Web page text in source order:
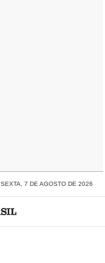
SEXTA, 7 DE AGOSTO DE 2026